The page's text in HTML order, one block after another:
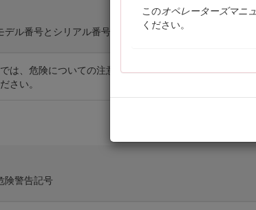
このオペレーターズマニ
ください。
デル番号とシリアル番号の場所：運転席を倒すと見つかる
は、危険についての注意を促すための警告記号（図2）
さい。
険警告記号